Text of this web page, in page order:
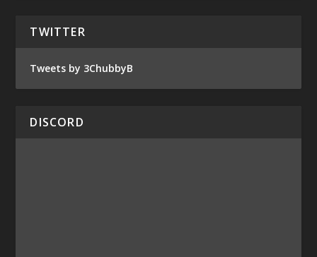
TWITTER
Tweets by 3ChubbyB
DISCORD